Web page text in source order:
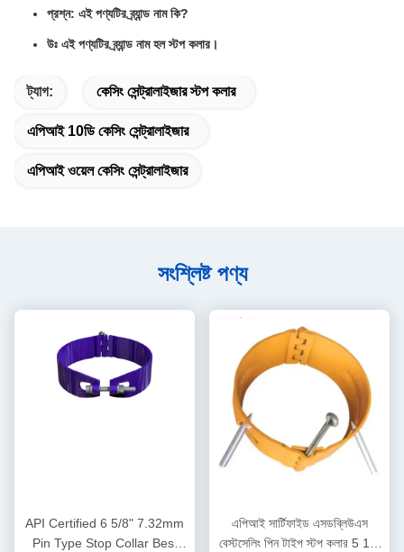
প্রশ্ন: এই পণ্যটির ব্র্যান্ড নাম কি?
উঃ এই পণ্যটির ব্র্যান্ড নাম হল স্টপ কলার।
ট্যাগ: কেসিং সেন্ট্রালাইজার স্টপ কলার
এপিআই 10ডি কেসিং সেন্ট্রালাইজার
এপিআই ওয়েল কেসিং সেন্ট্রালাইজার
সংশ্লিষ্ট পণ্য
API Certified 6 5/8" 7.32mm
Pin Type Stop Collar Best
এপিআই সার্টিফাইড এসডব্লিউএস
বেস্টসেলিং পিন টাইপ স্টপ কলার 5 1/2